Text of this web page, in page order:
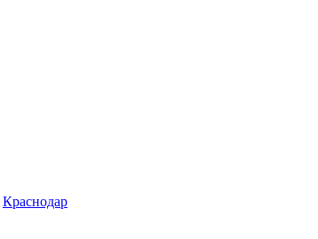
Краснодар